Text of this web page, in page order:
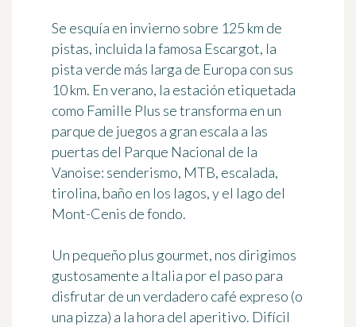
Se esquía en invierno sobre 125 km de
pistas, incluida la famosa Escargot, la
pista verde más larga de Europa con sus
10 km. En verano, la estación etiquetada
como Famille Plus se transforma en un
parque de juegos a gran escala a las
puertas del Parque Nacional de la
Vanoise: senderismo, MTB, escalada,
tirolina, baño en los lagos, y el lago del
Mont-Cenis de fondo.
Un pequeño plus gourmet, nos dirigimos
gustosamente a Italia por el paso para
disfrutar de un verdadero café expreso (o
una pizza) a la hora del aperitivo. Difícil